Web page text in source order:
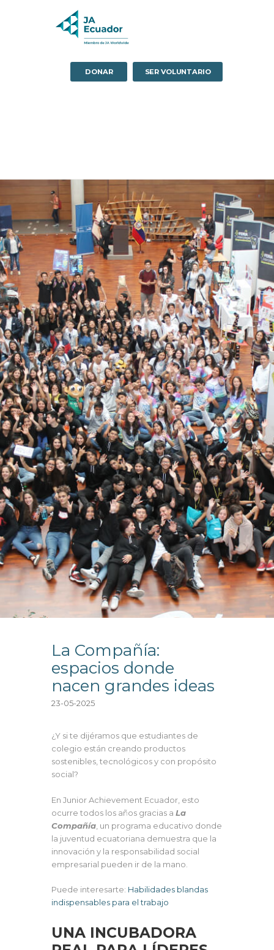
DONAR SER VOLUNTARIO
La Compañía:
espacios donde
nacen grandes ideas
23-05-2025
¿Y si te dijéramos que estudiantes de
colegio están creando productos
sostenibles, tecnológicos y con propósito
social?
En Junior Achievement Ecuador, esto
ocurre todos los años gracias a La
Compañía , un programa educativo donde
la juventud ecuatoriana demuestra que la
innovación y la responsabilidad social
empresarial pueden ir de la mano.
Puede interesarte: Habilidades blandas
indispensables para el trabajo
UNA INCUBADORA